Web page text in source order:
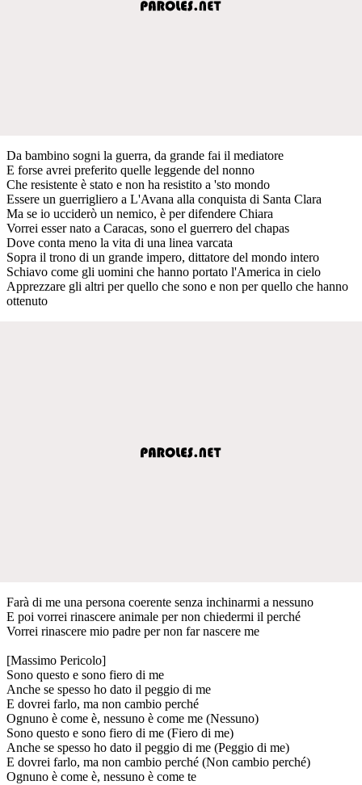
Da bambino sogni la guerra, da grande fai il mediatore
E forse avrei preferito quelle leggende del nonno
Che resistente è stato e non ha resistito a 'sto mondo
Essere un guerrigliero a L'Avana alla conquista di Santa Clara
Ma se io ucciderò un nemico, è per difendere Chiara
Vorrei esser nato a Caracas, sono el guerrero del chapas
Dove conta meno la vita di una linea varcata
Sopra il trono di un grande impero, dittatore del mondo intero
Schiavo come gli uomini che hanno portato l'America in cielo
Apprezzare gli altri per quello che sono e non per quello che hanno
ottenuto
Farà di me una persona coerente senza inchinarmi a nessuno
E poi vorrei rinascere animale per non chiedermi il perché
Vorrei rinascere mio padre per non far nascere me
[Massimo Pericolo]
Sono questo e sono fiero di me
Anche se spesso ho dato il peggio di me
E dovrei farlo, ma non cambio perché
Ognuno è come è, nessuno è come me (Nessuno)
Sono questo e sono fiero di me (Fiero di me)
Anche se spesso ho dato il peggio di me (Peggio di me)
E dovrei farlo, ma non cambio perché (Non cambio perché)
Ognuno è come è, nessuno è come te